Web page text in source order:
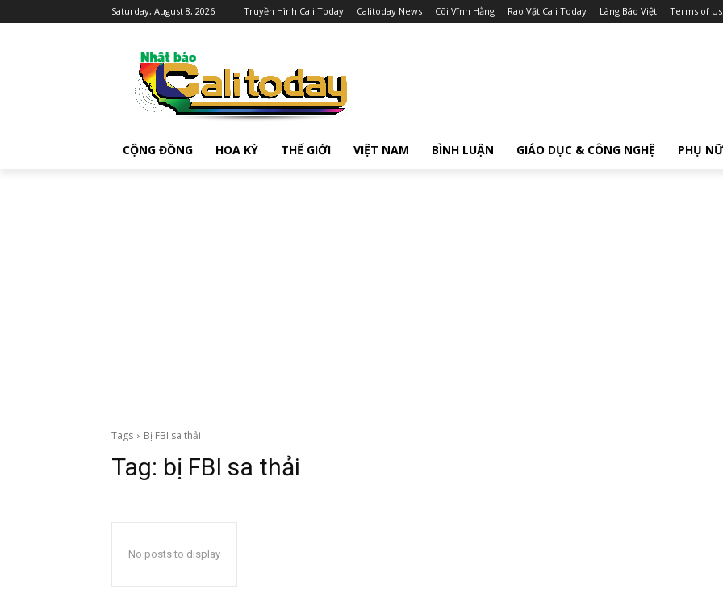
Saturday, August 8, 2026 Truyền Hình Cali Today Calitoday News Cõi Vĩnh Hằng Rao Vặt Cali Today Làng Báo Việt Terms of
CỘNG ĐỒNG HOA KỲ THẾ GIỚI VIỆT NAM BÌNH LUẬN GIÁO DỤC & CÔNG NGHỆ PHỤ NỮ
Tags Bị FBI sa thải
Tag: bị FBI sa thải
No posts to display